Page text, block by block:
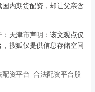
内期货配资，却让父亲含
天津市声明：该文观点仅
搜狐仅提供信息存储空间
资平台_合法配资平台股